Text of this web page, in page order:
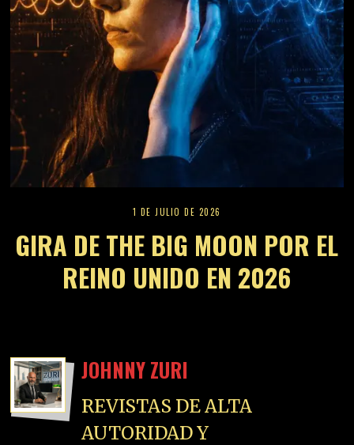
1 DE JULIO DE 2026
GIRA DE THE BIG MOON POR EL
REINO UNIDO EN 2026
JOHNNY ZURI
REVISTAS DE ALTA
AUTORIDAD Y